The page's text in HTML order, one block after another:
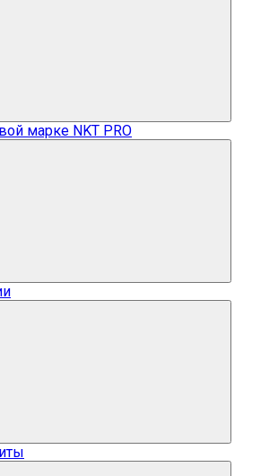
марке NKT PRO